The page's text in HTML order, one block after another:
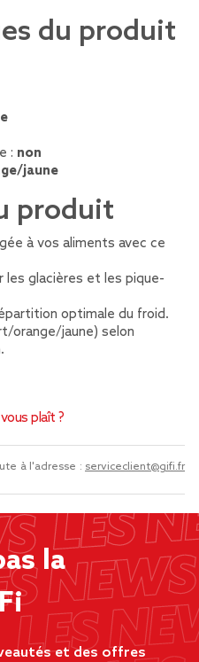
du produit
: non
jaune
produit
à vos aliments avec ce
les glacières et les pique-
optimale du froid.
orange/jaune) selon
plaît ?
à l'adresse : serviceclient@gifi.fr
la
et des offres